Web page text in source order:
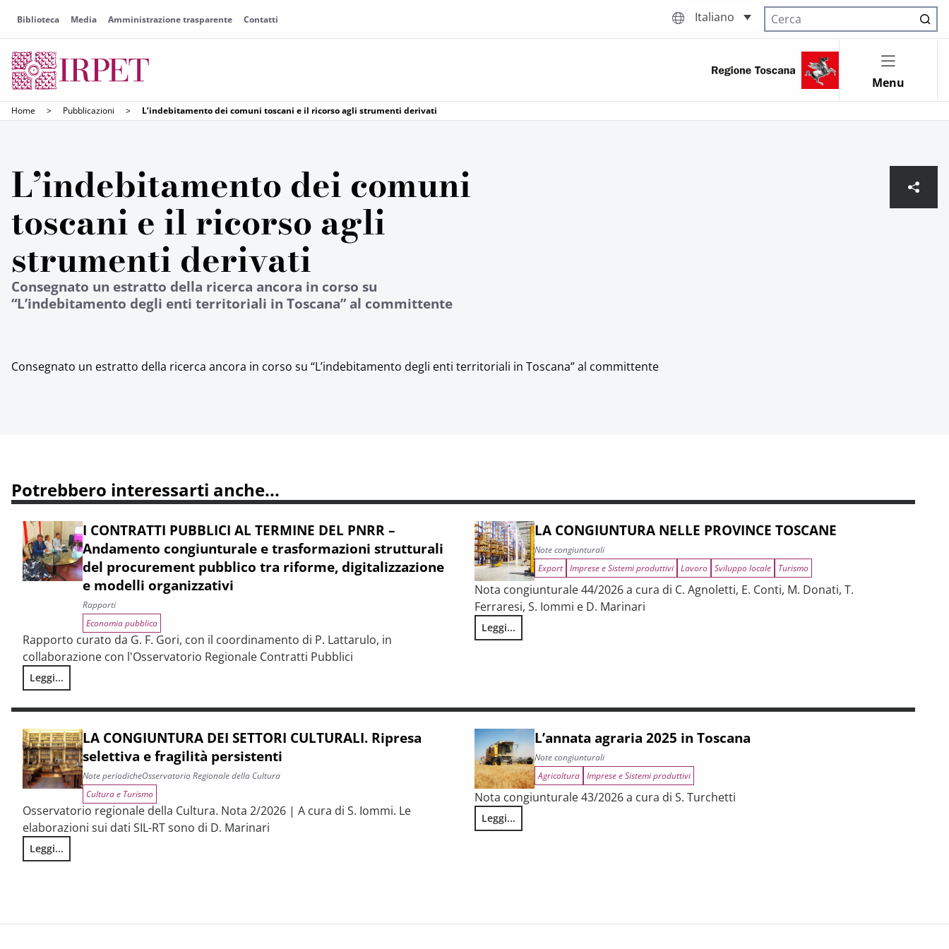
Biblioteca Media Amministrazione trasparente Contatti Italiano
Cerca nel sito
Menu
Home > Pubblicazioni > L’indebitamento dei comuni toscani e il ricorso agli strumenti derivati
L’indebitamento dei comuni
toscani e il ricorso agli
strumenti derivati
Consegnato un estratto della ricerca ancora in corso su
“L’indebitamento degli enti territoriali in Toscana” al committente
Consegnato un estratto della ricerca ancora in corso su “L’indebitamento degli enti territoriali in Toscana” al committente
Potrebbero interessarti anche...
I CONTRATTI PUBBLICI AL TERMINE DEL PNRR –
Andamento congiunturale e trasformazioni strutturali
del procurement pubblico tra riforme, digitalizzazione
e modelli organizzativi
Rapporti
Economia pubblica
Rapporto curato da G. F. Gori, con il coordinamento di P. Lattarulo, in
collaborazione con l'Osservatorio Regionale Contratti Pubblici
Leggi...
I CONTRATTI PUBBLICI AL TERMINE DEL PNRR – Andamento congiunturale e trasformazioni strutturali del procurement pubblico tra riforme, digitalizzazione e modelli organizzativi
LA CONGIUNTURA NELLE PROVINCE TOSCANE
Note congiunturali
Export Imprese e Sistemi produttivi Lavoro Sviluppo locale Turismo
Nota congiunturale 44/2026 a cura di C. Agnoletti, E. Conti, M. Donati, T.
Ferraresi, S. Iommi e D. Marinari
Leggi...
LA CONGIUNTURA NELLE PROVINCE TOSCANE
LA CONGIUNTURA DEI SETTORI CULTURALI. Ripresa
selettiva e fragilità persistenti
Note periodicheOsservatorio Regionale della Cultura
Cultura e Turismo
Osservatorio regionale della Cultura. Nota 2/2026 | A cura di S. Iommi. Le
elaborazioni sui dati SIL-RT sono di D. Marinari
Leggi...
LA CONGIUNTURA DEI SETTORI CULTURALI. Ripresa selettiva e fragilità persistenti
L’annata agraria 2025 in Toscana
Note congiunturali
Agricoltura Imprese e Sistemi produttivi
Nota congiunturale 43/2026 a cura di S. Turchetti
Leggi...
L’annata agraria 2025 in Toscana